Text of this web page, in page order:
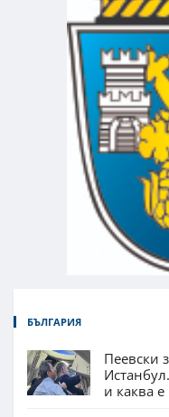
БЪЛГАРИЯ
Пеевски
и каква